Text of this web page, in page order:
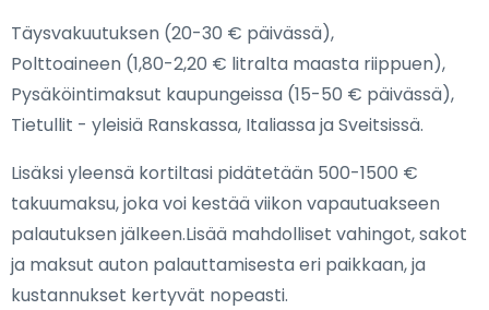
Täysvakuutuksen (20-30 € päivässä),
Polttoaineen (1,80-2,20 € litralta maasta riippuen),
Pysäköintimaksut kaupungeissa (15-50 € päivässä),
Tietullit - yleisiä Ranskassa, Italiassa ja Sveitsissä.
Lisäksi yleensä kortiltasi pidätetään 500-1500 €
takuumaksu, joka voi kestää viikon vapautuakseen
palautuksen jälkeen.Lisää mahdolliset vahingot, sakot
ja maksut auton palauttamisesta eri paikkaan, ja
kustannukset kertyvät nopeasti.